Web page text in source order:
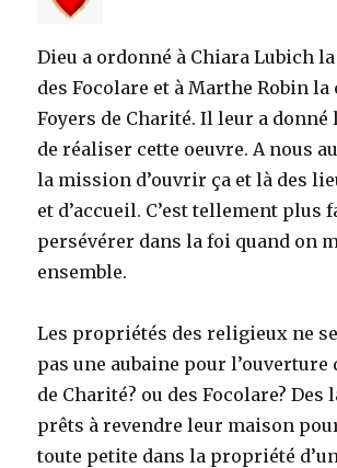
Dieu a ordonné à Chiara Lubich
des Focolare et à Marthe Robin la
Foyers de Charité. Il leur a donné
de réaliser cette oeuvre. A nous
la mission d’ouvrir ça et là des
et d’accueil. C’est tellement plus
persévérer dans la foi quand on
ensemble.
Les propriétés des religieux ne
pas une aubaine pour l’ouverture
de Charité? ou des Focolare? Des
prêts à revendre leur maison
toute petite dans la propriété